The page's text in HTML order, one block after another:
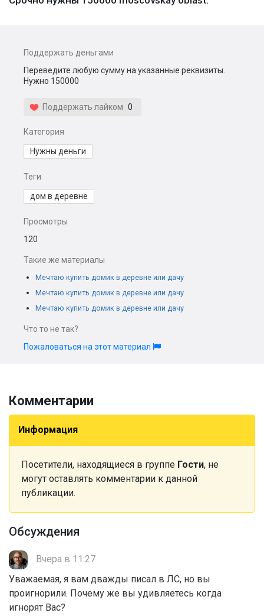
Поддержать деньгами
Переведите любую сумму на указанные реквизиты.
Нужно 150000
Поддержать лайком 0
Категория
Нужны деньги
Теги
дом в деревне
Просмотры
120
Такие же материалы
Мечтаю купить домик в деревне или дачу
Мечтаю купить домик в деревне или дачу
Мечтаю купить домик в деревне или дачу
Что то не так?
Пожаловаться на этот материал
Комментарии
Информация
Посетители, находящиеся в группе Гости, не
могут оставлять комментарии к данной
публикации.
Обсуждения
Вчера в 11:27
Уважаемая, я вам дважды писал в ЛС, но вы
проигнорили. Почему же вы удивляетесь когда
игнорят Вас?